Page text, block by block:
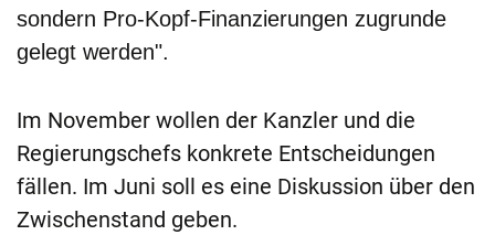
sondern Pro-Kopf-Finanzierungen zugrunde
gelegt werden".
Im November wollen der Kanzler und die
Regierungschefs konkrete Entscheidungen
fällen. Im Juni soll es eine Diskussion über den
Zwischenstand geben.